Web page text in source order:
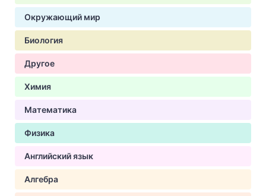
Окружающий мир
Биология
Другое
Химия
Математика
Физика
Английский язык
Алгебра